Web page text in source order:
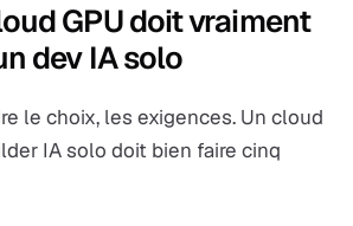
GPU doit vraiment
dev IA solo
le choix, les exigences. Un cloud
IA solo doit bien faire cinq